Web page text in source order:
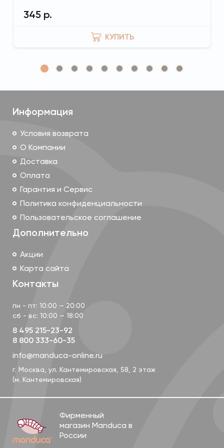
Запатентованная констуркция спинки позволяет
Попробуйте разные варианты в зависимости от
возраста и способа ношения.
Удобные лямки
параллельно и перекрестно. Перекрестное
положение лямок рекомендуется для ношения
новорожденных — притяжение малыша получается
более равномерное. Для полной поддержки
верхнего отдела позвоночника малыша
предусмотрена дополнительная регулировка на
лямках спереди.
Поддержка головы и капюшон
Голову малыша поддерживает плотный валик —
карман, в котором прячется капюшон. Когда
345 р.
КУПИТЬ
Информация
Условия возврата
О Компании
Доставка
Оплата
Гарантия и Сервис
Политика конфиденциальности
Пользовательское соглашение
Дополнительно
Акции
Карта сайта
Контакты
пн - пт: 10:00 — 20:00
сб - вс: 10:00 — 18:00
8 495 215-23-92
8 800 333-60-35
info@manduca-online.ru
г. Москва, ул. Кантемировская, 58, 2 этаж
(м. Кантемировская)
Фирменный
магазин Manduca в
России